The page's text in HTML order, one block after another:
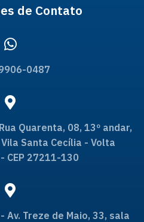
de Contato
0487
Quarenta, 08, 13º andar,
Santa Cecília - Volta
CEP 27211-130
- Av. Treze de Maio, 33, sala